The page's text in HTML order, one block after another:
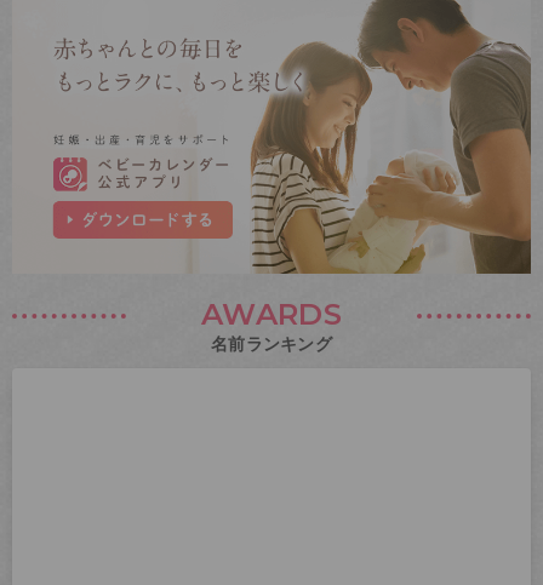
AWARDS
名前ランキング